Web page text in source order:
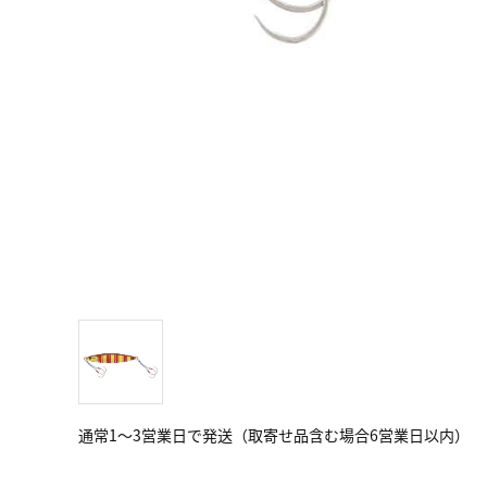
通常1～3営業日で発送（取寄せ品含む場合6営業日以内）